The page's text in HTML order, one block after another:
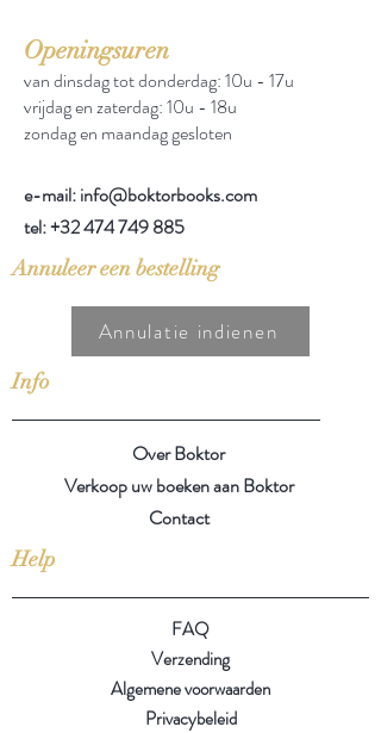
Openingsuren
van dinsdag tot donderdag: 10u - 17u
vrijdag en zaterdag: 10u - 18u
zondag en maandag gesloten
e-mail: info@boktorbooks.com
tel:+32 474 749 885
Annuleer een bestelling
Annulatie indienen
Info
Over Boktor
Verkoop uw boeken aan Boktor
Contact
Help
FAQ
Verzending
Algemene voorwaarden
Privacybeleid